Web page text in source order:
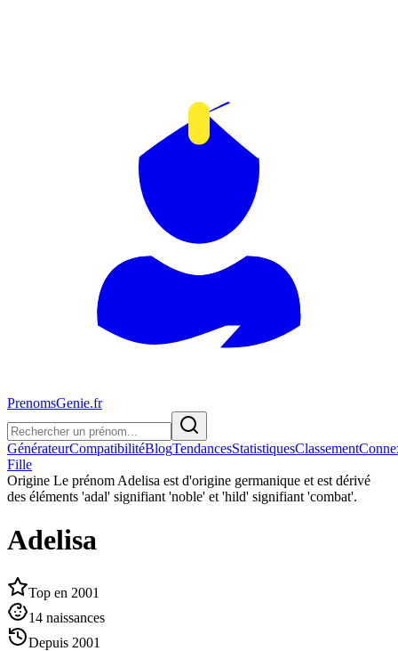
PrenomsGenie.fr
GénérateurCompatibilitéBlogTendancesStatistiquesClassement
Fille
Origine Le prénom Adelisa est d'origine germanique et est dérivé
des éléments 'adal' signifiant 'noble' et 'hild' signifiant 'combat'.
Adelisa
Top en 2001
14 naissances
Depuis 2001